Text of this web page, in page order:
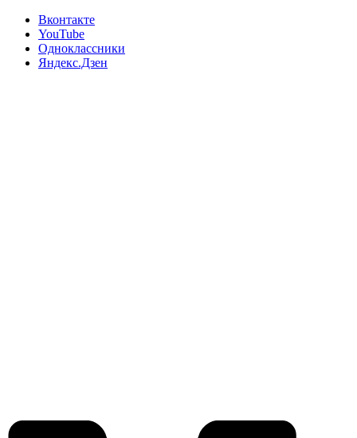
Вконтакте
YouTube
Одноклассники
Яндекс.Дзен